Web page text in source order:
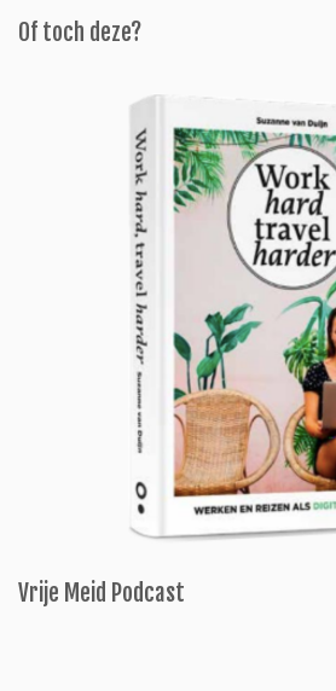
Of toch deze?
Vrije Meid Podcast